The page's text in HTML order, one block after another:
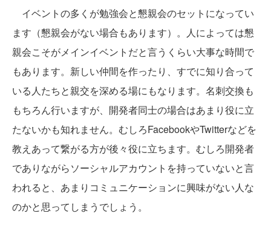
イベントの多くが勉強会と懇親会のセットになってい
ます（懇親会がない場合もあります）。人によっては懇
親会こそがメインイベントだと言うくらい大事な時間で
もあります。新しい仲間を作ったり、すでに知り合って
いる人たちと親交を深める場にもなります。名刺交換も
もちろん行いますが、開発者同士の場合はあまり役に立
たないかも知れません。むしろFacebookやTwitterなどを
教えあって繋がる方が後々役に立ちます。むしろ開発者
でありながらソーシャルアカウントを持っていないと言
われると、あまりコミュニケーションに興味がない人な
のかと思ってしまうでしょう。